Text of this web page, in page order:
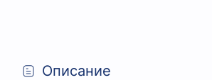
Описание